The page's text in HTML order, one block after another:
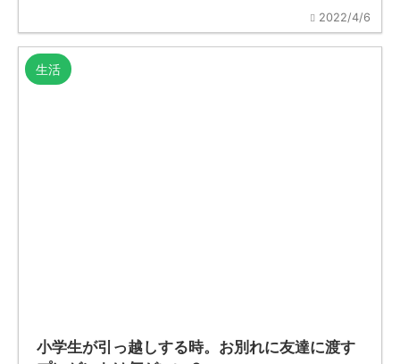
2022/4/6
生活
小学生が引っ越しする時。お別れに友達に渡す